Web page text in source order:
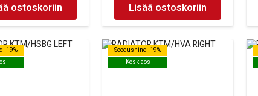
ostoskoriin Lisää ostoskoriin
-19%
-19%
Soodushind -19%
Kesklaos
Soodushind -19%
Kesklaos